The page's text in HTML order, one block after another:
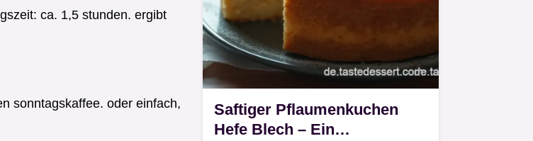
ca. 1,5 stunden. ergibt
sonntagskaffee. oder einfach,
Saftiger Pflaumenkuchen
Hefe Blech – Ein